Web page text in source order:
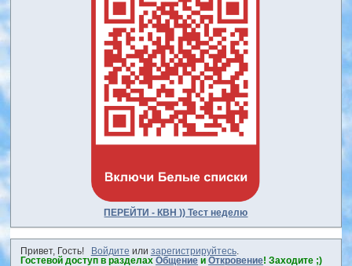
ПЕРЕЙТИ - КВН )) Тест неделю
Привет, Гость! Войдите или зарегистрируйтесь.
Гостевой доступ в разделах Общениеи Откровение! Заходите ;)